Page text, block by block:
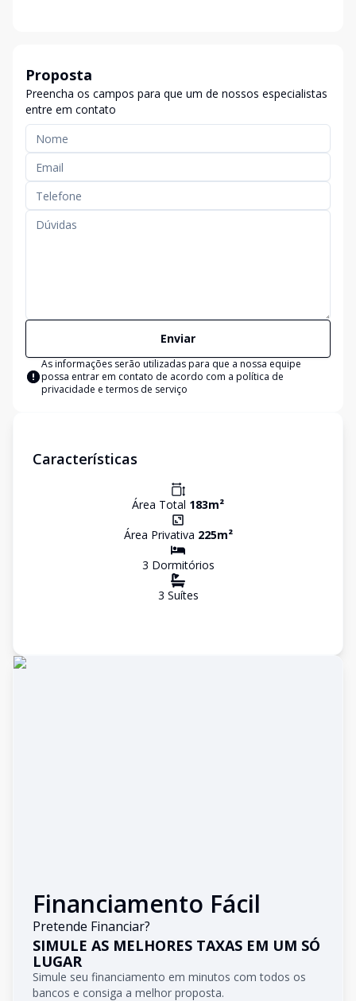
Proposta
Preencha os campos para que um de nossos especialistas
entre em contato
Enviar
As informações serão utilizadas para que a nossa equipe
possa entrar em contato de acordo com a política de
privacidade e termos de serviço
Características
Área Total 183m²
Área Privativa 225m²
3 Dormitórios
3 Suítes
Financiamento Fácil
Pretende Financiar?
SIMULE AS MELHORES TAXAS EM UM SÓ
LUGAR
Simule seu financiamento em minutos com todos os
bancos e consiga a melhor proposta.